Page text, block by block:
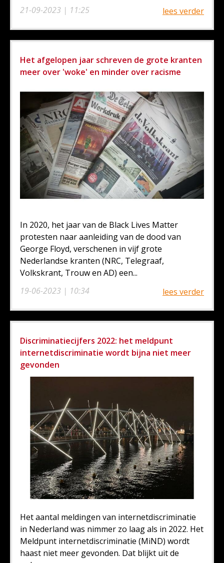
21-09-2023 | 11:25
lees verder
Het afgelopen jaar schreven de grote kranten
meer over 'woke' en minder over racisme
19-06-2023 | 10:34
In 2020, het jaar van de Black Lives Matter
protesten naar aanleiding van de dood van
George Floyd, verschenen in vijf grote
Nederlandse kranten (NRC, Telegraaf,
Volkskrant, Trouw en AD) een...
lees verder
Discriminatiecijfers 2022: het meldpunt
internetdiscriminatie wordt bijna niet meer
gevonden
Het aantal meldingen van internetdiscriminatie
in Nederland was nimmer zo laag als in 2022. Het
Meldpunt internetdiscriminatie (MiND) wordt
haast niet meer gevonden. Dat blijkt uit de